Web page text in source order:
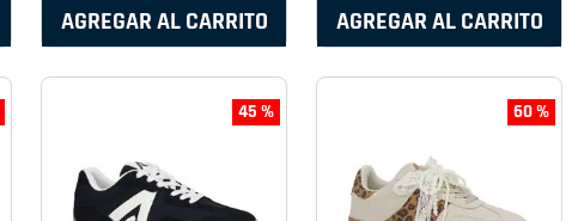
AGREGAR AL CARRITO AGREGAR AL CARRITO
45 % 60 %